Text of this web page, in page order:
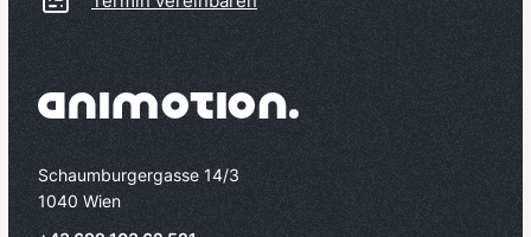
Schaumburgergasse 14/3
1040 Wien